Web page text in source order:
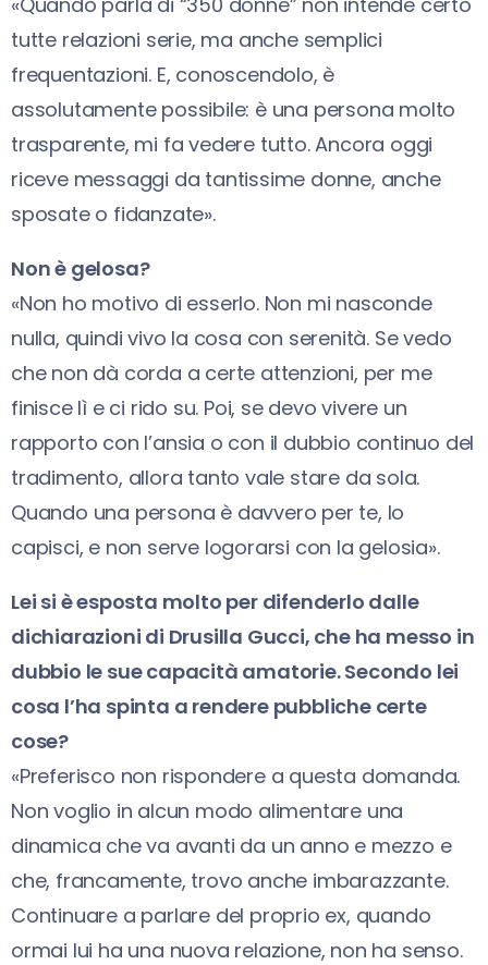
tutte relazioni serie, ma anche semplici
frequentazioni. E, conoscendolo, è
assolutamente possibile: è una persona molto
trasparente, mi fa vedere tutto. Ancora oggi
riceve messaggi da tantissime donne, anche
sposate o fidanzate».
Non è gelosa?
«Non ho motivo di esserlo. Non mi nasconde
nulla, quindi vivo la cosa con serenità. Se vedo
che non dà corda a certe attenzioni, per me
finisce lì e ci rido su. Poi, se devo vivere un
rapporto con l’ansia o con il dubbio continuo del
tradimento, allora tanto vale stare da sola.
Quando una persona è davvero per te, lo
capisci, e non serve logorarsi con la gelosia».
Lei si è esposta molto per difenderlo dalle
dichiarazioni di Drusilla Gucci, che ha messo in
dubbio le sue capacità amatorie. Secondo lei
cosa l’ha spinta a rendere pubbliche certe
cose?
«Preferisco non rispondere a questa domanda.
Non voglio in alcun modo alimentare una
dinamica che va avanti da un anno e mezzo e
che, francamente, trovo anche imbarazzante.
Continuare a parlare del proprio ex, quando
ormai lui ha una nuova relazione, non ha senso.